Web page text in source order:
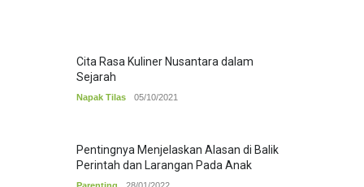
Cita Rasa Kuliner Nusantara dalam
Sejarah
Napak Tilas 05/10/2021
Pentingnya Menjelaskan Alasan di Balik
Perintah dan Larangan Pada Anak